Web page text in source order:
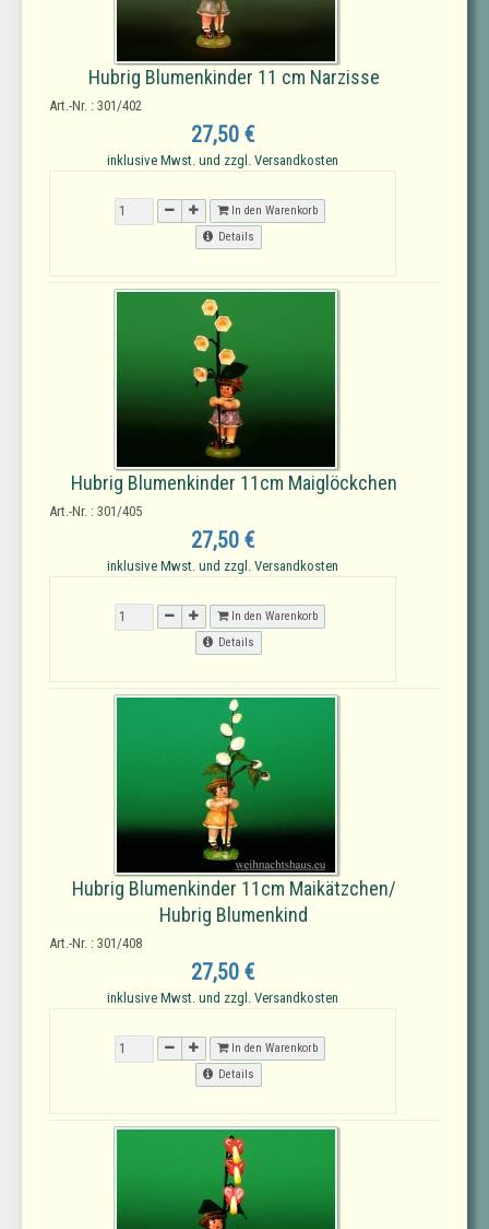
Hubrig Blumenkinder 11 cm Narzisse
Art.-Nr. : 301/402
27,50 €
inklusive Mwst. und zzgl. Versandkosten
In den Warenkorb
Details
Hubrig Blumenkinder 11cm Maiglöckchen
Art.-Nr. : 301/405
27,50 €
inklusive Mwst. und zzgl. Versandkosten
In den Warenkorb
Details
Hubrig Blumenkinder 11cm Maikätzchen/
Hubrig Blumenkind
Art.-Nr. : 301/408
27,50 €
inklusive Mwst. und zzgl. Versandkosten
In den Warenkorb
Details